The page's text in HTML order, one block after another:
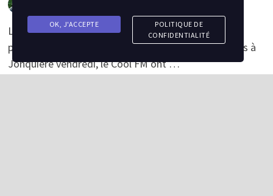
Le Cool FM était à son 2e, et dernier, weekend
préparatoire ce vendredi et samedi. Malgré un revers à
Jonquière vendredi, le Cool FM ont …
OK, J'ACCEPTE
POLITIQUE DE
CONFIDENTIALITÉ